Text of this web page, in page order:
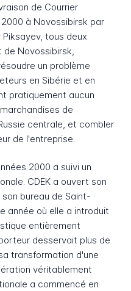
de Courrier
à Novossibirsk par
tous deux
Novossibirsk,
un problème
en Sibérie et en
pratiquement aucun
de
centrale, et combler
de l'entreprise.
2000 a suivi un
CDEK a ouvert son
bureau de Saint-
année où elle a introduit
entièrement
desservait plus de
transformation d'une
véritablement
a commencé en